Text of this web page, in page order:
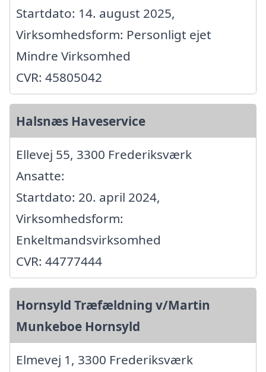
Startdato: 14. august 2025,
Virksomhedsform: Personligt ejet
Mindre Virksomhed
CVR: 45805042
Halsnæs Haveservice
Ellevej 55, 3300 Frederiksværk
Ansatte:
Startdato: 20. april 2024,
Virksomhedsform:
Enkeltmandsvirksomhed
CVR: 44777444
Hornsyld Træfældning v/Martin
Munkeboe Hornsyld
Elmevej 1, 3300 Frederiksværk